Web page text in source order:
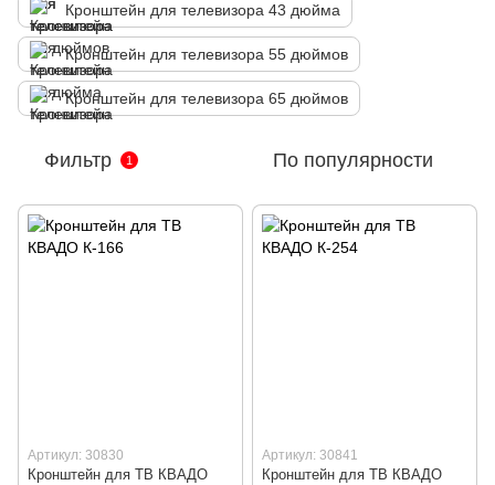
Кронштейн для телевизора 43 дюйма
Кронштейн для телевизора 55 дюймов
Кронштейн для телевизора 65 дюймов
Фильтр 1 По популярности
Артикул: 30830
Кронштейн для ТВ КВАДО
Артикул: 30841
Кронштейн для ТВ КВАДО